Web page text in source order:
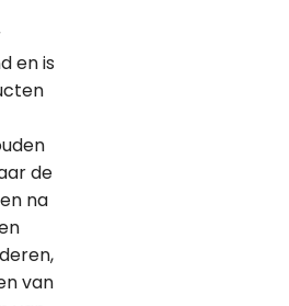
en is
de
na
van